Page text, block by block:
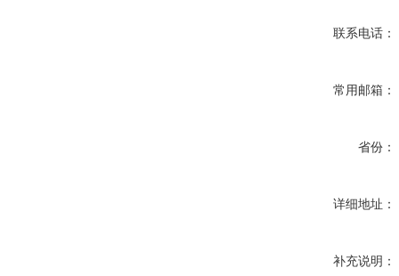
联系电话：
常用邮箱：
省份：
详细地址：
补充说明：